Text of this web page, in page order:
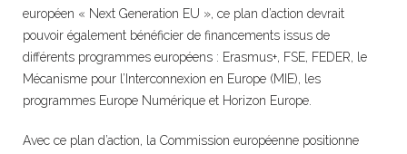
européen « Next Generation EU », ce plan d’action devrait
pouvoir également bénéficier de financements issus de
différents programmes européens : Erasmus+, FSE, FEDER, le
Mécanisme pour l’Interconnexion en Europe (MIE), les
programmes Europe Numérique et Horizon Europe.
Avec ce plan d’action, la Commission européenne positionne